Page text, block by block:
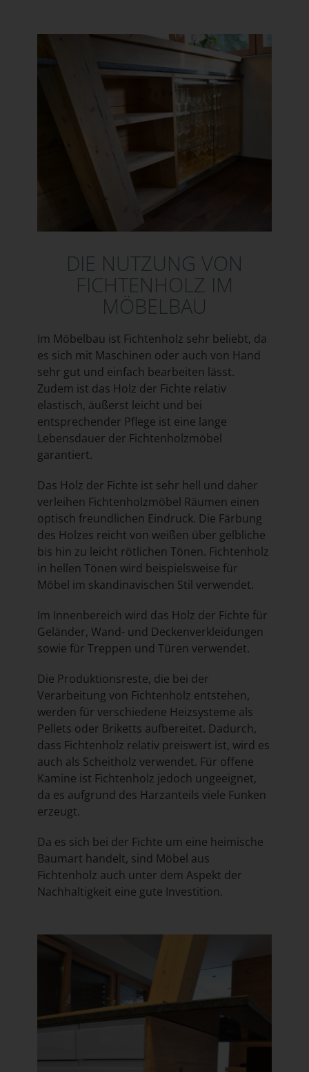
DIE NUTZUNG VON
FICHTENHOLZ IM
MÖBELBAU
Im Möbelbau ist Fichtenholz sehr beliebt, da
es sich mit Maschinen oder auch von Hand
sehr gut und einfach bearbeiten lässt.
Zudem ist das Holz der Fichte relativ
elastisch, äußerst leicht und bei
entsprechender Pflege ist eine lange
Lebensdauer der Fichtenholzmöbel
garantiert.
Das Holz der Fichte ist sehr hell und daher
verleihen Fichtenholzmöbel Räumen einen
optisch freundlichen Eindruck. Die Färbung
des Holzes reicht von weißen über gelbliche
bis hin zu leicht rötlichen Tönen. Fichtenholz
in hellen Tönen wird beispielsweise für
Möbel im skandinavischen Stil verwendet.
Im Innenbereich wird das Holz der Fichte für
Geländer, Wand- und Deckenverkleidungen
sowie für Treppen und Türen verwendet.
Die Produktionsreste, die bei der
Verarbeitung von Fichtenholz entstehen,
werden für verschiedene Heizsysteme als
Pellets oder Briketts aufbereitet. Dadurch,
dass Fichtenholz relativ preiswert ist, wird es
auch als Scheitholz verwendet. Für offene
Kamine ist Fichtenholz jedoch ungeeignet,
da es aufgrund des Harzanteils viele Funken
erzeugt.
Da es sich bei der Fichte um eine heimische
Baumart handelt, sind Möbel aus
Fichtenholz auch unter dem Aspekt der
Nachhaltigkeit eine gute Investition.